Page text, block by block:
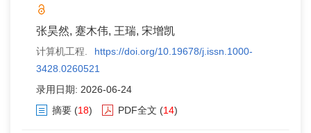
张昊然, 蹇木伟, 王瑞, 宋增凯
计算机工程.
https://doi.org/10.19678/j.issn.1000-
3428.0260521
录用日期: 2026-06-24
摘要 (18) PDF全文 (14)